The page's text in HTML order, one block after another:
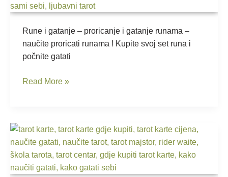
Rune i gatanje – proricanje i gatanje runama –
naučite proricati runama ! Kupite svoj set runa i
počnite gatati
i
runama
Read More »
Tarot
karte
i
učenje